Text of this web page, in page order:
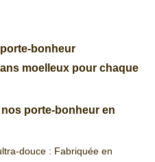
porte-bonheur en
douce : Fabriquée en